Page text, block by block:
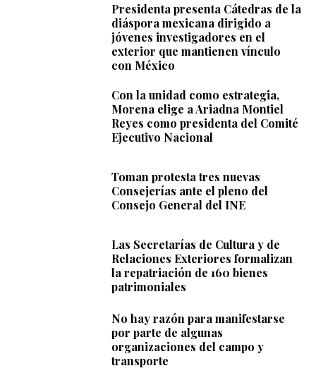
Presidenta presenta Cátedras de la
diáspora mexicana dirigido a
jóvenes investigadores en el
exterior que mantienen vínculo
con México
Con la unidad como estrategia,
Morena elige a Ariadna Montiel
Reyes como presidenta del Comité
Ejecutivo Nacional
Toman protesta tres nuevas
Consejerías ante el pleno del
Consejo General del INE
Las Secretarías de Cultura y de
Relaciones Exteriores formalizan
la repatriación de 160 bienes
patrimoniales
No hay razón para manifestarse
por parte de algunas
organizaciones del campo y
transporte